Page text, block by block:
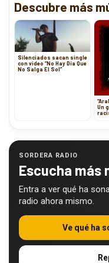
Descubre más
Silenciados sacan single
con video “No Hay Día Que
No Salga El Sol”
Un
SORDERA RADIO
Escucha más
Entra a ver qué ha
radio ahora mismo.
Ve qué ha